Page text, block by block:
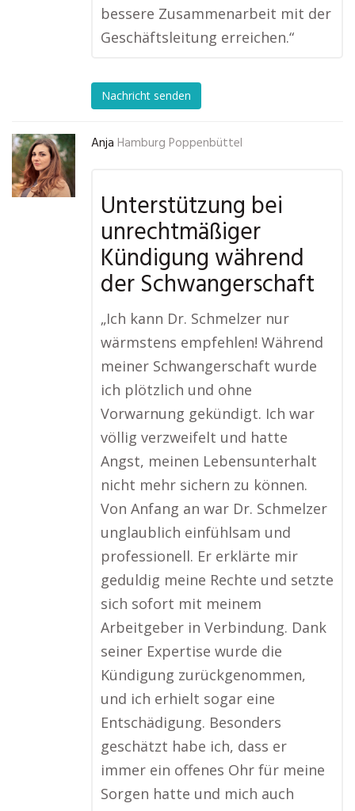
bessere Zusammenarbeit mit der
Geschäftsleitung erreichen.“
Nachricht senden
Anja Hamburg Poppenbüttel
Unterstützung bei
unrechtmäßiger
Kündigung während
der Schwangerschaft
„Ich kann Dr. Schmelzer nur
wärmstens empfehlen! Während
meiner Schwangerschaft wurde
ich plötzlich und ohne
Vorwarnung gekündigt. Ich war
völlig verzweifelt und hatte
Angst, meinen Lebensunterhalt
nicht mehr sichern zu können.
Von Anfang an war Dr. Schmelzer
unglaublich einfühlsam und
professionell. Er erklärte mir
geduldig meine Rechte und setzte
sich sofort mit meinem
Arbeitgeber in Verbindung. Dank
seiner Expertise wurde die
Kündigung zurückgenommen,
und ich erhielt sogar eine
Entschädigung. Besonders
geschätzt habe ich, dass er
immer ein offenes Ohr für meine
Sorgen hatte und mich auch